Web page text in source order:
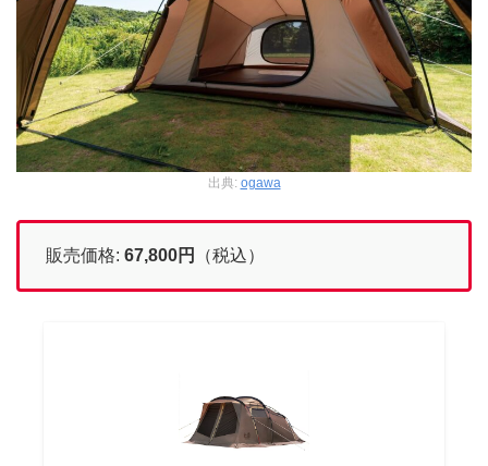
出典: ogawa
販売価格: 67,800円 （税込）